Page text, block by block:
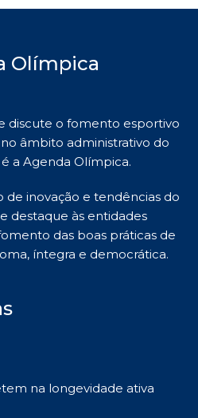
Olímpica
discute o fomento esportivo
âmbito administrativo do
a Agenda Olímpica.
de inovação e tendências do
destaque às entidades
das boas práticas de
íntegra e democrática.
na longevidade ativa